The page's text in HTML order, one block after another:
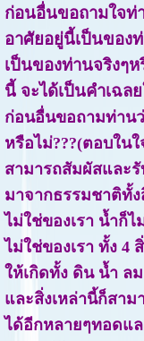
ก่อนอื่นขอถามใจท่
อาศัยอยู่นี้เป็นของ
เป็นของท่านจริงๆห
นี้ จะได้เป็นคำเฉล
ก่อนอื่นขอถามท่าน
หรือไม่???(ตอบใน
สามารถสัมผัสและ
มาจากธรรมชาติทั้
ไม่ใช่ของเรา น้ำก็ไ
ไม่ใช่ของเรา ทั้ง 4
ให้เกิดทั้ง ดิน น้ำ ล
และสิ่งเหล่านี้ก็สาม
ได้อีกหลายๆทอดแ